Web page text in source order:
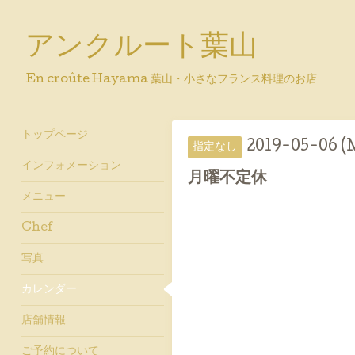
アンクルート葉山
En croûte Hayama 葉山・小さなフランス料理のお店
指定なし 2019-05-06
月曜不定休
トップページ
インフォメーション
メニュー
Chef
写真
カレンダー
店舗情報
ご予約について